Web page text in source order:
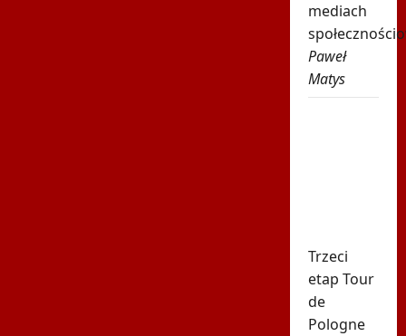
mediach
Paweł
Matys
Trzeci
etap Tour
de
Pologne